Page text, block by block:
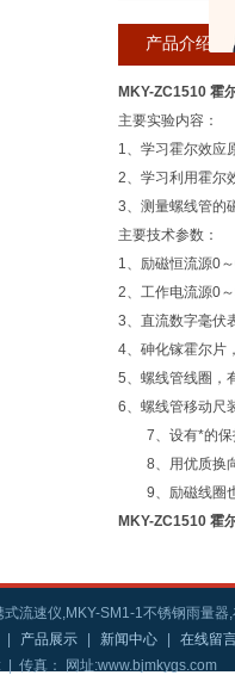
产品介绍
MKY-ZC1510 霍
主要实验内容：
1、学习霍尔效应
2、学习利用霍尔
3、测量螺线管的
主要技术参数：
1、励磁恒流源0
2、工作电流源0
3、直流数字毫伏
4、砷化镓霍尔片
5、螺线管线圈，
6、螺线管移动尺
7、设有*的保
8、用优质换向
9、励磁线圈也
MKY-ZC1510 霍
流速仪,MKY-SM1-1不锈钢雨量
产品展示 新闻中心 在线留
| 传真： 网址:www.bjmkygs.com